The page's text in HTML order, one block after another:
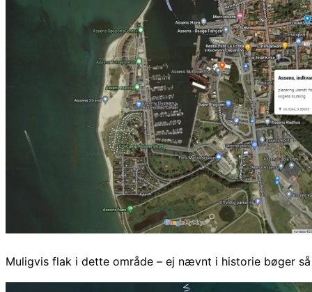
Muligvis flak i dette område – ej nævnt i historie bøger